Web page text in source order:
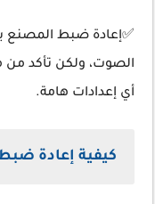
✅إعادة ضبط المصنع
الصوت، ولكن تأكد من
أي إعدادات هامة.
كيفية إعادة